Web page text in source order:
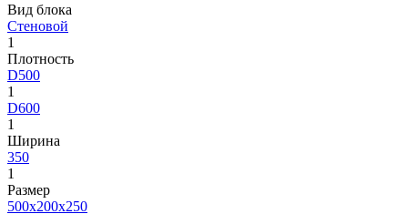
Вид блока
Стеновой
1
Плотность
D500
1
D600
1
Ширина
350
1
Размер
500х200х250